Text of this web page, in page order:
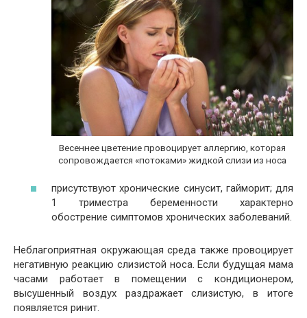
Весеннее цветение провоцирует аллергию, которая
сопровождается «потоками» жидкой слизи из носа
присутствуют хронические синусит, гайморит; для
1 триместра беременности характерно
обострение симптомов хронических заболеваний.
Неблагоприятная окружающая среда также провоцирует
негативную реакцию слизистой носа. Если будущая мама
часами работает в помещении с кондиционером,
высушенный воздух раздражает слизистую, в итоге
появляется ринит.